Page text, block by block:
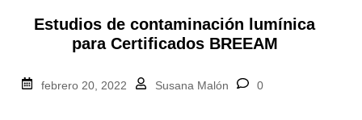
Estudios de contaminación lumínica
para Certificados BREEAM
febrero 20, 2022 Susana Malón 0